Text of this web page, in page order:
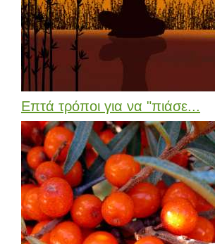
Επτά τρόποι για να "πιάσε...